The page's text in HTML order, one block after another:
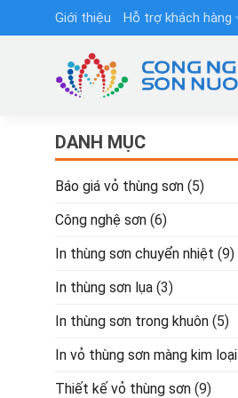
to
Giới thiệu Hỗ trợ khách hàng
DANH MỤC
Báo giá vỏ thùng sơn (5)
Công nghệ sơn (6)
In thùng sơn chuyển nhiệt (9)
In thùng sơn lụa (3)
In thùng sơn trong khuôn (5)
In vỏ thùng sơn màng kim loại
Thiết kế vỏ thùng sơn (9)